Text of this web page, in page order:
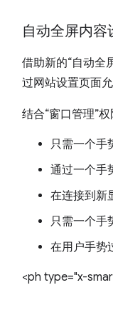
自动全屏内容
借助新的“自动全
过网站设置页面
结合“窗口管理”
只需一个手
通过一个手
在连接到新
只需一个手
在用户手势
<ph type="x-